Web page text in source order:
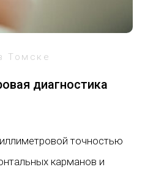
Томске
диагностика
точностью
карманов и